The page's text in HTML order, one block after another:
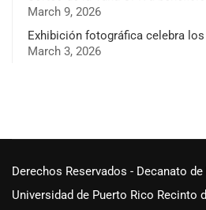
March 9, 2026
Exhibición fotográfica celebra los
March 3, 2026
Derechos Reservados - Decanato
Universidad de Puerto Rico Recinto